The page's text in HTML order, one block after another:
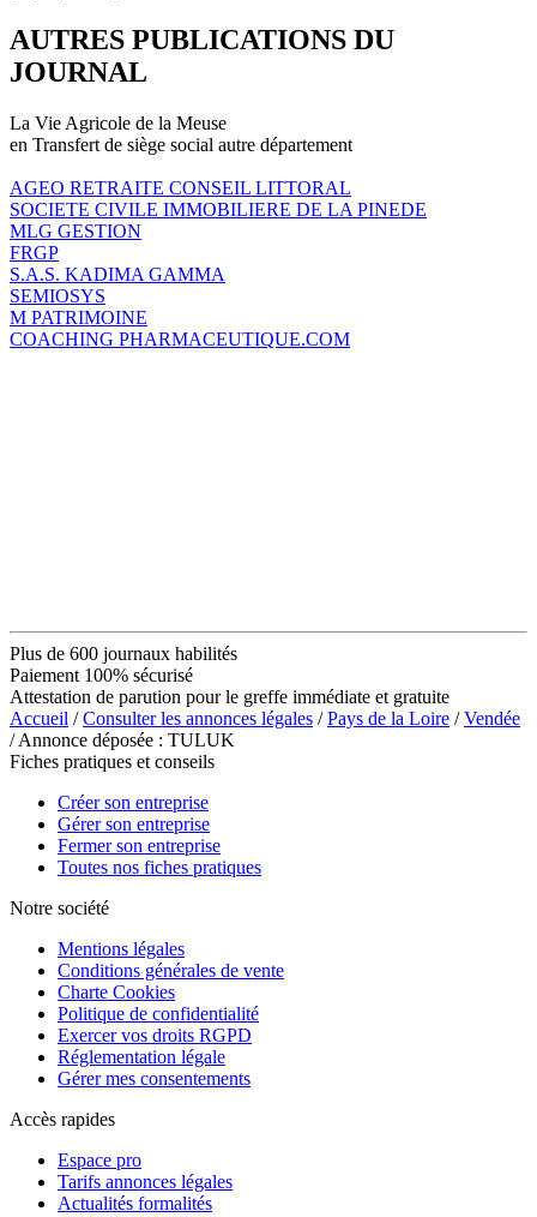
AUTRES PUBLICATIONS DU
JOURNAL
La Vie Agricole de la Meuse
en Transfert de siège social autre département
AGEO RETRAITE CONSEIL LITTORAL
SOCIETE CIVILE IMMOBILIERE DE LA PINEDE
MLG GESTION
FRGP
S.A.S. KADIMA GAMMA
SEMIOSYS
M PATRIMOINE
COACHING PHARMACEUTIQUE.COM
Plus de 600 journaux habilités
Paiement 100% sécurisé
Attestation de parution pour le greffe immédiate et gratuite
Accueil /Consulter les annonces légales /Pays de la Loire /Vendée
/ Annonce déposée : TULUK
Fiches pratiques et conseils
Créer son entreprise
Gérer son entreprise
Fermer son entreprise
Toutes nos fiches pratiques
Notre société
Mentions légales
Conditions générales de vente
Charte Cookies
Politique de confidentialité
Exercer vos droits RGPD
Réglementation légale
Gérer mes consentements
Accès rapides
Espace pro
Tarifs annonces légales
Actualités formalités